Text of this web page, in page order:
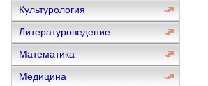
Культурология
Литературоведение
Математика
Медицина